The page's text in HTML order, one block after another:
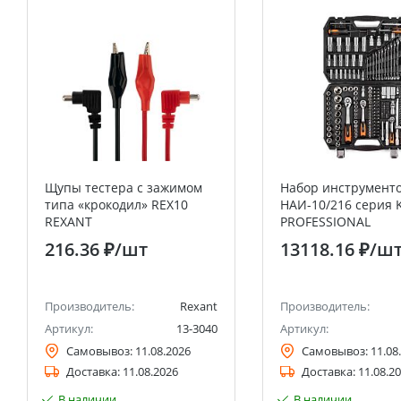
Щупы тестера с зажимом
типа «крокодил» REX10
REXANT
216.36 ₽/шт
Производитель:
Rexant
Артикул:
13-3040
Самовывоз: 11.08.2026
Доставка: 11.08.2026
Набор
НАИ-10/216 серия
PROFESSIONAL
13118.16 ₽/
Производитель:
Артикул:
Самовывоз:
Доставка: